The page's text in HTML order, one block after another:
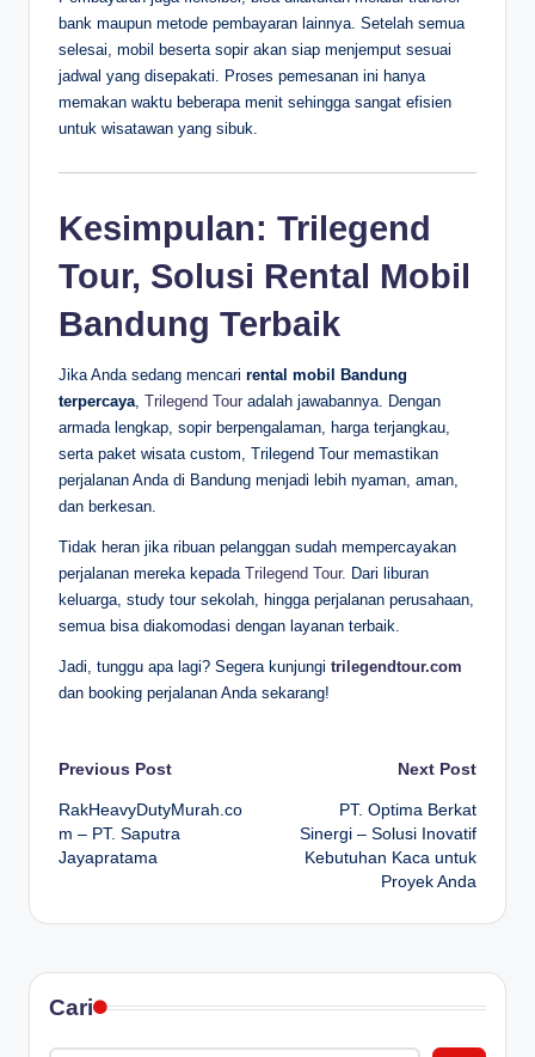
bank maupun metode pembayaran lainnya. Setelah semua
selesai, mobil beserta sopir akan siap menjemput sesuai
jadwal yang disepakati. Proses pemesanan ini hanya
memakan waktu beberapa menit sehingga sangat efisien
untuk wisatawan yang sibuk.
Kesimpulan: Trilegend
Tour, Solusi Rental Mobil
Bandung Terbaik
Jika Anda sedang mencari rental mobil Bandung
terpercaya, Trilegend Tour adalah jawabannya. Dengan
armada lengkap, sopir berpengalaman, harga terjangkau,
serta paket wisata custom, Trilegend Tour memastikan
perjalanan Anda di Bandung menjadi lebih nyaman, aman,
dan berkesan.
Tidak heran jika ribuan pelanggan sudah mempercayakan
perjalanan mereka kepada Trilegend Tour. Dari liburan
keluarga, study tour sekolah, hingga perjalanan perusahaan,
semua bisa diakomodasi dengan layanan terbaik.
Jadi, tunggu apa lagi? Segera kunjungi trilegendtour.com
dan booking perjalanan Anda sekarang!
Post
navigation
Previous Post
RakHeavyDutyMurah.co
m – PT. Saputra
Jayapratama
Next Post
PT. Optima Berkat
Sinergi – Solusi Inovatif
Kebutuhan Kaca untuk
Proyek Anda
Cari